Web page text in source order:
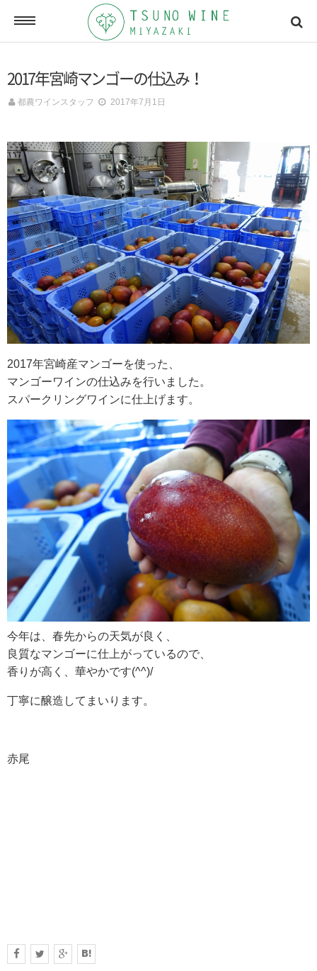
ONLINE SHOP
オンラインショッピング
NEWSLETTERS
メールマガジン
ACCESSMAP
アクセスマップ
CONTACT
お問い合わせ
RECRUIT
求人情報
DATA
会社概要
2017年宮崎マンゴーの仕込み！
都農ワインスタッフ 2017年7月1日
2017年宮崎産マンゴーを使った、
マンゴーワインの仕込みを行いました。
スパークリングワインに仕上げます。
今年は、春先からの天気が良く、
良質なマンゴーに仕上がっているので、
香りが高く、華やかです(^^)/
丁寧に醸造してまいります。
赤尾